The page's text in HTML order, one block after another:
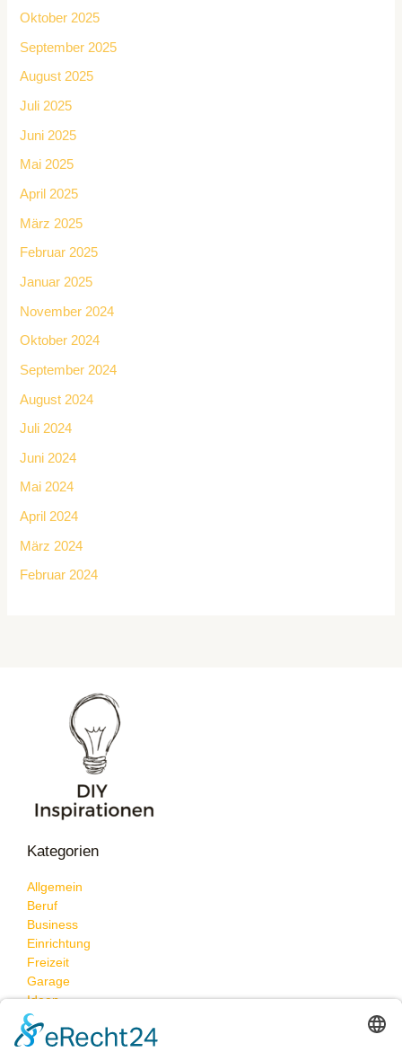
Oktober 2025
September 2025
August 2025
Juli 2025
Juni 2025
Mai 2025
April 2025
März 2025
Februar 2025
Januar 2025
November 2024
Oktober 2024
September 2024
August 2024
Juli 2024
Juni 2024
Mai 2024
April 2024
März 2024
Februar 2024
Kategorien
Allgemein
Beruf
Business
Einrichtung
Freizeit
Garage
Ideen
Neueste Beiträge